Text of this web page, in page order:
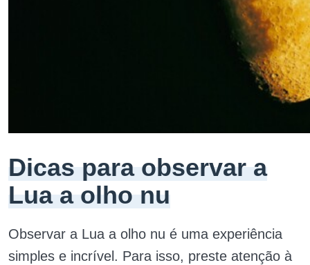
Dicas para observar a
Lua a olho nu
Observar a Lua a olho nu é uma experiência
simples e incrível. Para isso, preste atenção à